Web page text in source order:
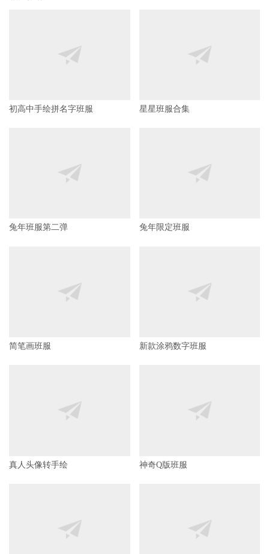
初高中手绘拼名字班服 星星班服合集
兔年班服第二弹 兔年限定班服
简笔画班服 新款涂鸦数字班服
真人头像转手绘 神奇Q版班服